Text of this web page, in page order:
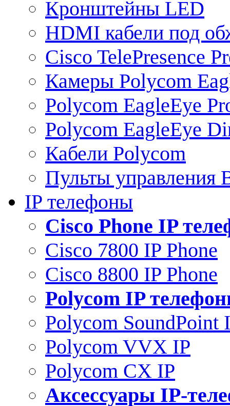
Кронштейны LED
HDMI кабели под
Cisco TelePresence
Камеры Polycom
Polycom EagleEye
Polycom EagleEye
Кабели Polycom
Пульты управления
IP телефоны
Сisco Phone IP
Cisco 7800 IP Phone
Cisco 8800 IP Phone
Polycom IP
Polycom SoundPoint
Polycom VVX IP
Polycom CX IP
Аксессуары IP-